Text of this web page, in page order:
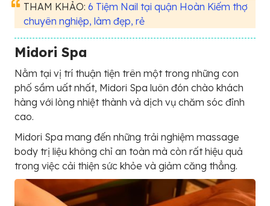
THAM KHẢO: 6 Tiệm Nail tại quận Hoàn Kiếm thợ
chuyên nghiệp, làm đẹp, rẻ
Midori Spa
Nằm tại vị trí thuận tiện trên một trong những con
phố sầm uất nhất, Midori Spa luôn đón chào khách
hàng với lòng nhiệt thành và dịch vụ chăm sóc đỉnh
cao.
Midori Spa mang đến những trải nghiệm massage
body trị liệu không chỉ an toàn mà còn rất hiệu quả
trong việc cải thiện sức khỏe và giảm căng thẳng.